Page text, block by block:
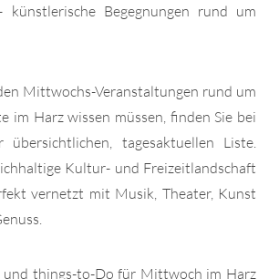
künstlerische Begegnungen rund um
Mittwochs-Veranstaltungen rund um
im Harz wissen müssen, finden Sie bei
tagesaktuellen Liste.
Kultur- und Freizeitlandschaft
vernetzt mit Musik, Theater, Kunst
things-to-Do für Mittwoch im Harz